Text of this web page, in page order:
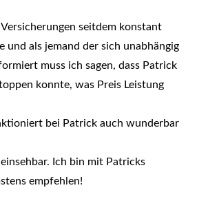
seitdem konstant
und als jemand der sich unabhängig
muss ich sagen, dass Patrick
konnte, was Preis Leistung
bei Patrick auch wunderbar
Ich bin mit Patricks
empfehlen!